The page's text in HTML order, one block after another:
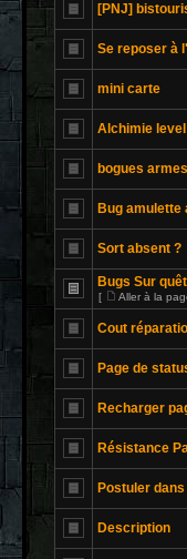
[PNJ]
Se reposer à
mini carte
Alchimie
bogues
Bug amulette
Sort absent ?
Bugs Sur
[ Aller à la
Cout
Page de
Recharger
Résistance
Postuler
Description